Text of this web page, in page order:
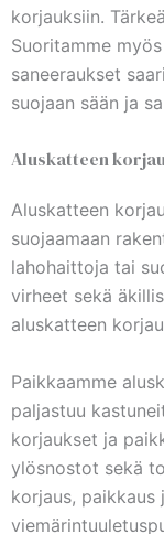
korjauksiin.
Suoritamme
saneeraukset
suojaan sään ja
Aluskatteen
Aluskatteen
suojaamaan
lahohaittoja tai
virheet sekä
aluskatteen
Paikkaamme
paljastuu
korjaukset ja
ylösnostot sekä
korjaus,